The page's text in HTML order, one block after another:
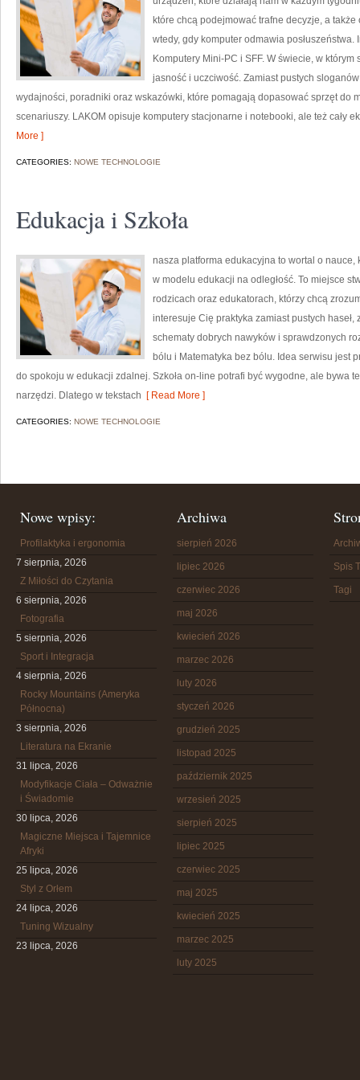
które chcą podejmować trafne decyzje, a
wtedy, gdy komputer odmawia
Komputery Mini-PC i SFF. W świecie, w
jasność i uczciwość. Zamiast pustych
wydajności, poradniki oraz wskazówki, które pomagają dopasować sprzęt do
scenariuszy. LAKOM opisuje komputery stacjonarne i notebooki, ale też cały
More ]
CATEGORIES: NOWE TECHNOLOGIE
Edukacja i Szkoła
nasza platforma edukacyjna to wortal o nauce,
w modelu edukacji na odległość. To miejsce
rodzicach oraz edukatorach, którzy chcą
interesuje Cię praktyka zamiast pustych
schematy dobrych nawyków i sprawdzonych
bólu i Matematyka bez bólu. Idea serwisu jest
do spokoju w edukacji zdalnej. Szkoła on-line potrafi być wygodne, ale bywa
narzędzi. Dlatego w tekstach [ Read More ]
CATEGORIES: NOWE TECHNOLOGIE
Nowe wpisy:
Profilaktyka i ergonomia
7 sierpnia, 2026
Z Miłości do Czytania
6 sierpnia, 2026
Fotografia
5 sierpnia, 2026
Sport i Integracja
4 sierpnia, 2026
Rocky Mountains (Ameryka
Północna)
3 sierpnia, 2026
Literatura na Ekranie
31 lipca, 2026
Modyfikacje Ciała – Odważnie
i Świadomie
30 lipca, 2026
Magiczne Miejsca i Tajemnice
Afryki
25 lipca, 2026
Styl z Orłem
24 lipca, 2026
Tuning Wizualny
23 lipca, 2026
Archiwa
sierpień 2026
lipiec 2026
czerwiec 2026
maj 2026
kwiecień 2026
marzec 2026
luty 2026
styczeń 2026
grudzień 2025
listopad 2025
październik 2025
wrzesień 2025
sierpień 2025
lipiec 2025
czerwiec 2025
maj 2025
kwiecień 2025
marzec 2025
luty 2025
Spis
Tagi